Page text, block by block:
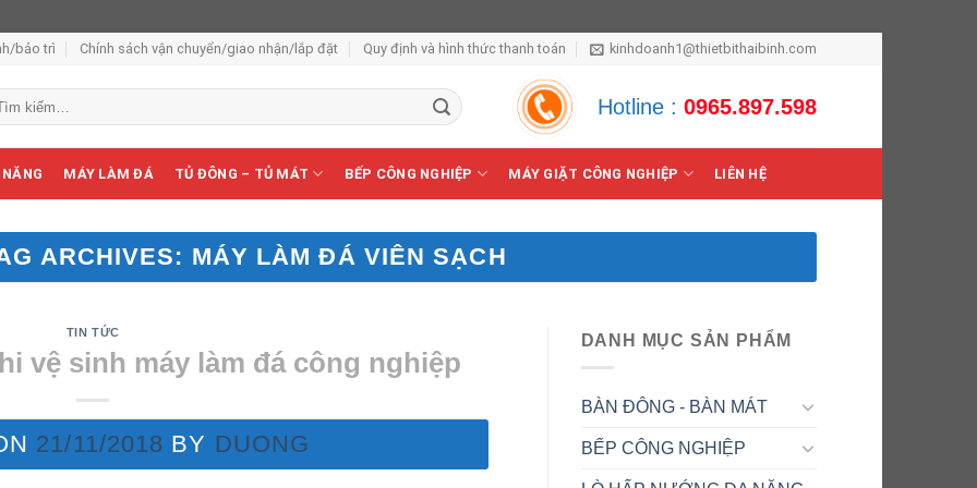
bảo trì Chính sách vận chuyển/giao nhận/lắp đặt Quy định và hình thức thanh toán kinhdoanh1@thietbithaibinh.com
Hotline : 0965.897.598
MÁY LÀM ĐÁ TỦ ĐÔNG – TỦ MÁT BẾP CÔNG NGHIỆP MÁY GIẶT CÔNG NGHIỆP LIÊN HỆ
ARCHIVES: MÁY LÀM ĐÁ VIÊN SẠCH
TIN TỨC
vệ sinh máy làm đá công nghiệp
21/11/2018 BY DUONG
DANH MỤC SẢN PHẨM
BÀN ĐÔNG - BÀN MÁT
BẾP CÔNG NGHIỆP